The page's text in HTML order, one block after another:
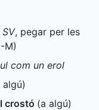
SV, pegar per les
M)
com un erol
algú)
crostó (a algú)